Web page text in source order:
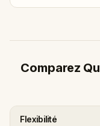
Comparez
Flexibilité